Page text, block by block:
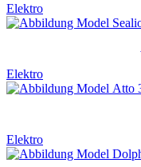
Elektro
Elektro
Elektro